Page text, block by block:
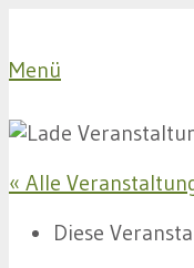
Menü
« Alle
Diese